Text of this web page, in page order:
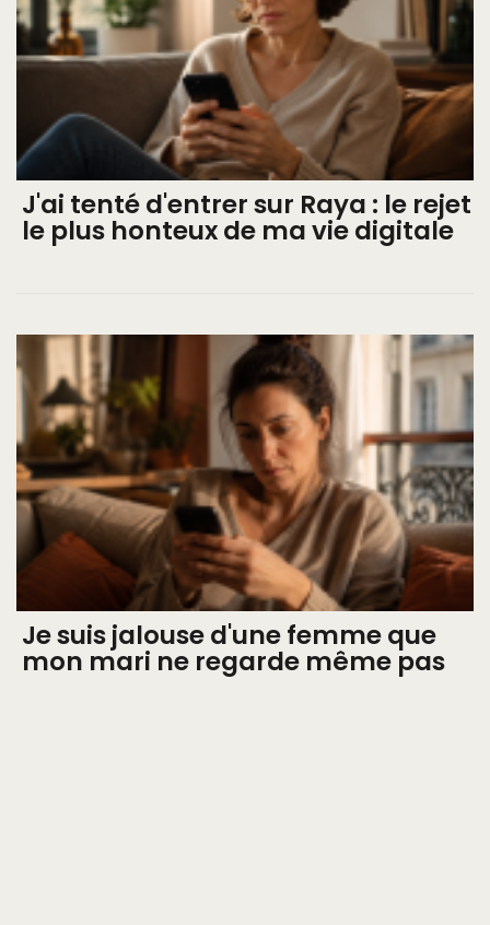
J'ai tenté d'entrer sur Raya : le rejet
le plus honteux de ma vie digitale
Je suis jalouse d'une femme que
mon mari ne regarde même pas